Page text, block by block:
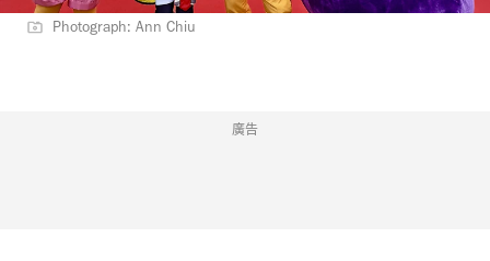
Photograph: Ann Chiu
廣告